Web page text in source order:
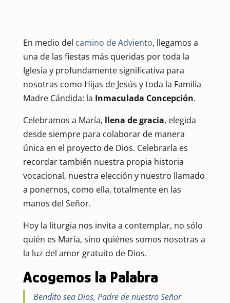
En medio del camino de Adviento, llegamos a
una de las fiestas más queridas por toda la
Iglesia y profundamente significativa para
nosotras como Hijas de Jesús y toda la Familia
Madre Cándida: la Inmaculada Concepción.
Celebramos a María, llena de gracia, elegida
desde siempre para colaborar de manera
única en el proyecto de Dios. Celebrarla es
recordar también nuestra propia historia
vocacional, nuestra elección y nuestro llamado
a ponernos, como ella, totalmente en las
manos del Señor.
Hoy la liturgia nos invita a contemplar, no sólo
quién es María, sino quiénes somos nosotras a
la luz del amor gratuito de Dios.
Acogemos la Palabra
Bendito sea Dios, Padre de nuestro Señor